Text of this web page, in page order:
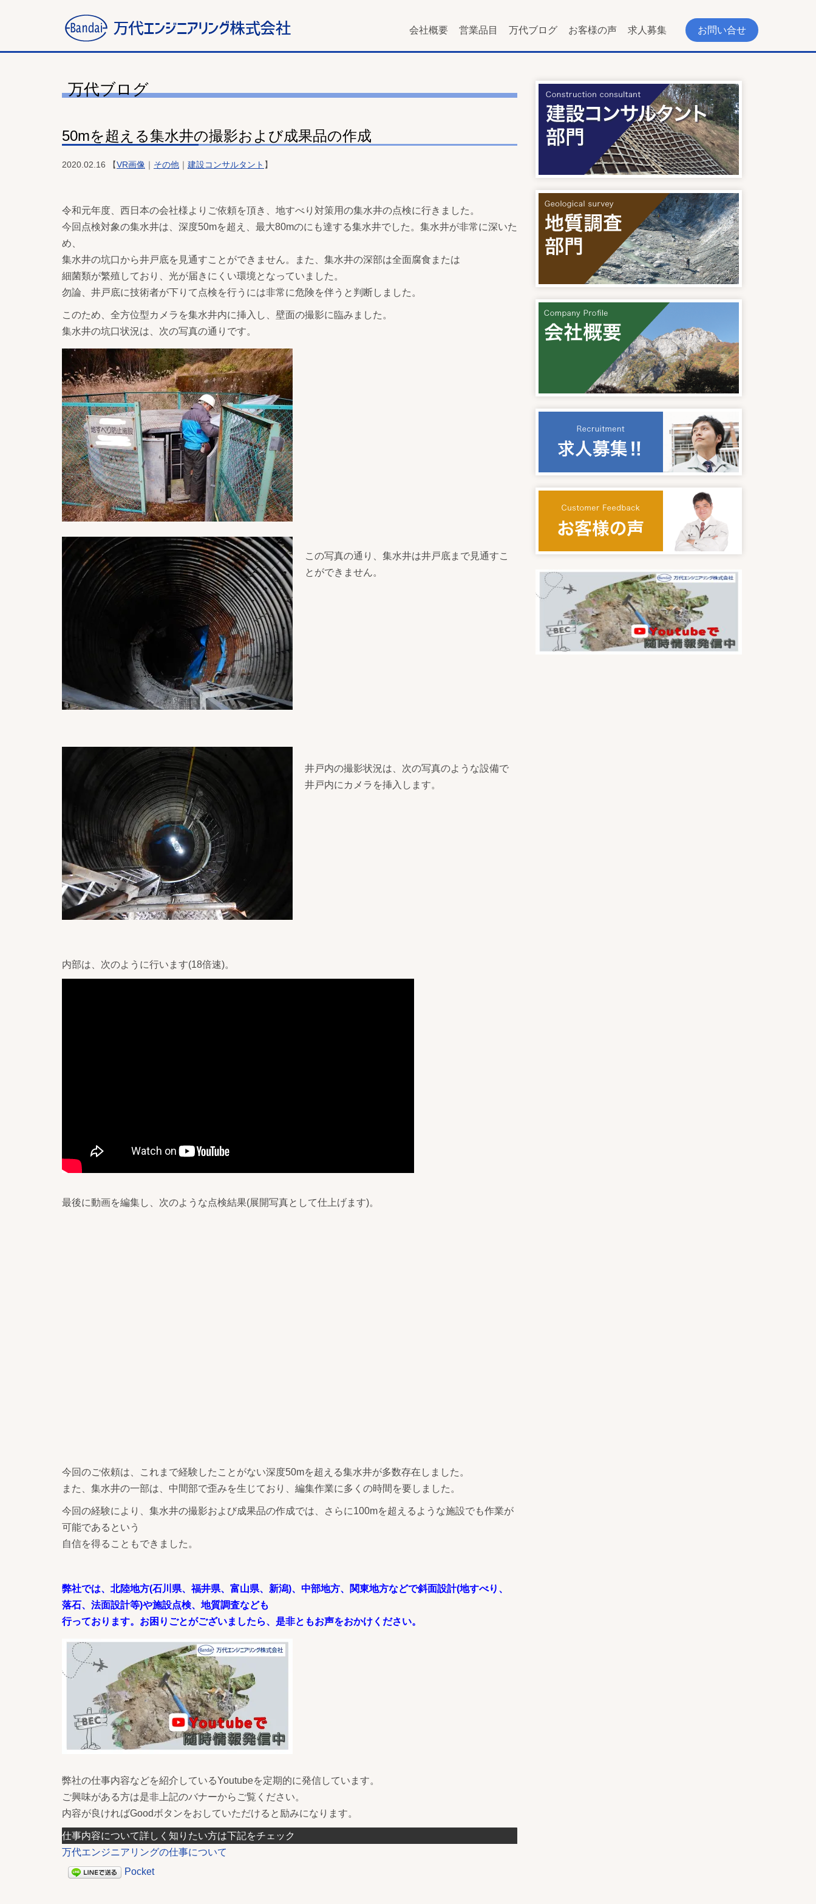
会社概要 営業品目 万代ブログ お客様の声 求人募集 お問い合せ
万代ブログ
50mを超える集水井の撮影および成果品の作成
2020.02.16 【VR画像 ｜ その他 ｜ 建設コンサルタント 】
令和元年度、西日本の会社様よりご依頼を頂き、地すべり対策用の集水井の点検に行きました。
今回点検対象の集水井は、深度50mを超え、最大80mのにも達する集水井でした。集水井が非常に深いた
め、
集水井の坑口から井戸底を見通すことができません。また、集水井の深部は全面腐食または
細菌類が繁殖しており、光が届きにくい環境となっていました。
勿論、井戸底に技術者が下りて点検を行うには非常に危険を伴うと判断しました。
このため、全方位型カメラを集水井内に挿入し、壁面の撮影に臨みました。
集水井の坑口状況は、次の写真の通りです。
この写真の通り、集水井は井戸底まで見通すこ
とができません。
井戸内の撮影状況は、次の写真のような設備で
井戸内にカメラを挿入します。
内部は、次のように行います(18倍速)。
最後に動画を編集し、次のような点検結果(展開写真として仕上げます)。
今回のご依頼は、これまで経験したことがない深度50mを超える集水井が多数存在しました。
また、集水井の一部は、中間部で歪みを生じており、編集作業に多くの時間を要しました。
今回の経験により、集水井の撮影および成果品の作成では、さらに100mを超えるような施設でも作業が
可能であるという
自信を得ることもできました。
弊社では、北陸地方(石川県、福井県、富山県、新潟)、中部地方、関東地方などで斜面設計(地すべり、
落石、法面設計等)や施設点検、地質調査なども
行っております。お困りごとがございましたら、是非ともお声をおかけください。
弊社の仕事内容などを紹介しているYoutubeを定期的に発信しています。
ご興味がある方は是非上記のバナーからご覧ください。
内容が良ければGoodボタンをおしていただけると励みになります。
仕事内容について詳しく知りたい方は下記をチェック
万代エンジニアリングの仕事について
Pocket